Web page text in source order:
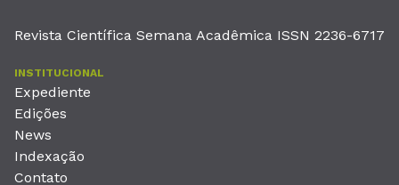
Revista Científica Semana Acadêmica ISSN 2236-6717
INSTITUCIONAL
Expediente
Edições
News
Indexação
Contato